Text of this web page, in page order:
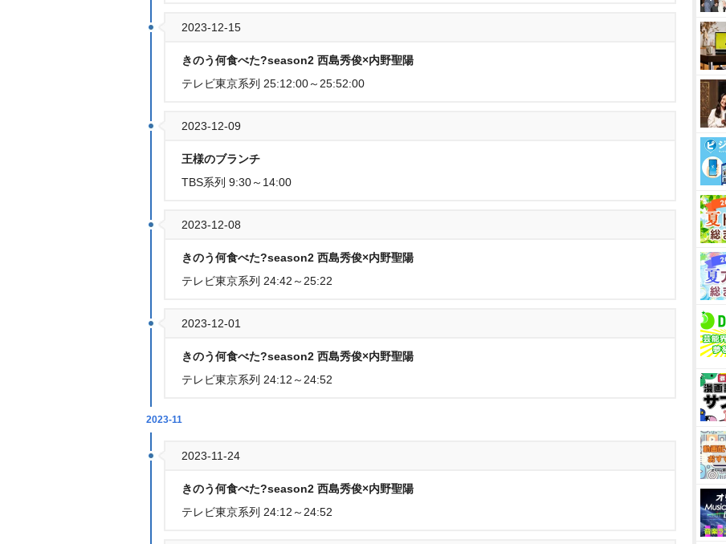
2023-12-15
きのう何食べた?season2 西島秀俊×内野聖陽
テレビ東京系列 25:12:00～25:52:00
2023-12-09
王様のブランチ
TBS系列 9:30～14:00
2023-12-08
きのう何食べた?season2 西島秀俊×内野聖陽
テレビ東京系列 24:42～25:22
2023-12-01
きのう何食べた?season2 西島秀俊×内野聖陽
テレビ東京系列 24:12～24:52
2023-11
2023-11-24
きのう何食べた?season2 西島秀俊×内野聖陽
テレビ東京系列 24:12～24:52